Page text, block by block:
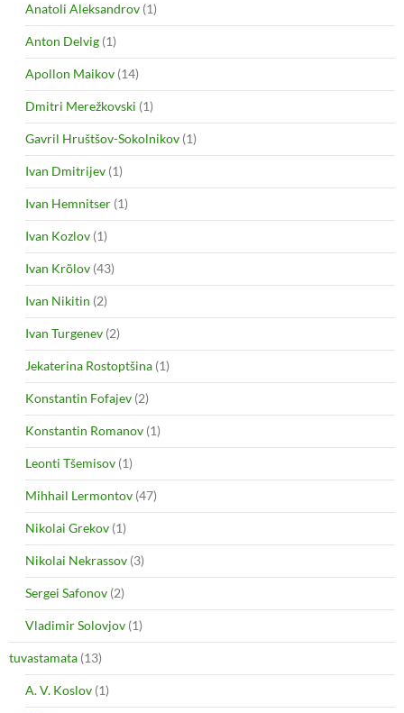
Anatoli Aleksandrov (1)
Anton Delvig (1)
Apollon Maikov (14)
Dmitri Merežkovski (1)
Gavril Hruštšov-Sokolnikov (1)
Ivan Dmitrijev (1)
Ivan Hemnitser (1)
Ivan Kozlov (1)
Ivan Krõlov (43)
Ivan Nikitin (2)
Ivan Turgenev (2)
Jekaterina Rostoptšina (1)
Konstantin Fofajev (2)
Konstantin Romanov (1)
Leonti Tšemisov (1)
Mihhail Lermontov (47)
Nikolai Grekov (1)
Nikolai Nekrassov (3)
Sergei Safonov (2)
Vladimir Solovjov (1)
tuvastamata (13)
A. V. Koslov (1)